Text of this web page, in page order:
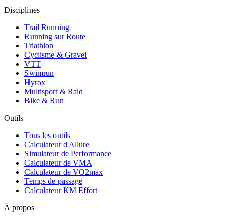
Disciplines
Trail Running
Running sur Route
Triathlon
Cyclisme & Gravel
VTT
Swimrun
Hyrox
Multisport & Raid
Bike & Run
Outils
Tous les outils
Calculateur d'Allure
Simulateur de Performance
Calculateur de VMA
Calculateur de VO2max
Temps de passage
Calculateur KM Effort
À propos